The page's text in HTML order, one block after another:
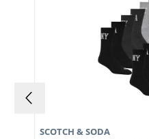
SCOTCH & SODA